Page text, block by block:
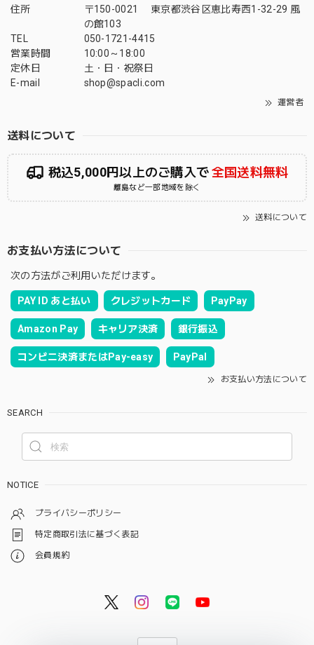
住所
〒150-0021 東京都渋谷区恵比寿西1-32-29 風
の館103
TEL
050-1721-4415
営業時間
10:00～18:00
定休日
土・日・祝祭日
E-mail
shop@spacli.com
運営者
送料について
税込5,000円以上のご購入で全国送料無料
離島など一部地域を除く
送料について
お支払い方法について
次の方法がご利用いただけます。
PAY ID あと払い クレジットカード PayPay
Amazon Pay キャリア決済 銀行振込
コンビニ決済またはPay-easy PayPal
お支払い方法について
SEARCH
NOTICE
プライバシーポリシー
特定商取引法に基づく表記
会員規約